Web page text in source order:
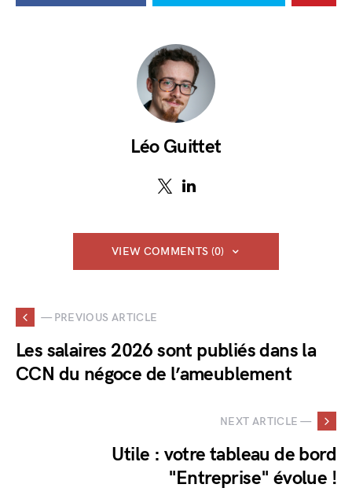
Léo Guittet
VIEW COMMENTS (0)
— PREVIOUS ARTICLE
Les salaires 2026 sont publiés dans la
CCN du négoce de l’ameublement
NEXT ARTICLE —
Utile : votre tableau de bord
"Entreprise" évolue !